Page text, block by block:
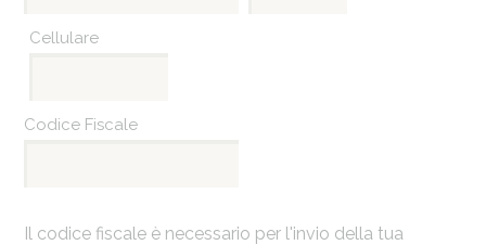
Cellulare
Codice Fiscale
Il codice fiscale è necessario per l'invio della tua